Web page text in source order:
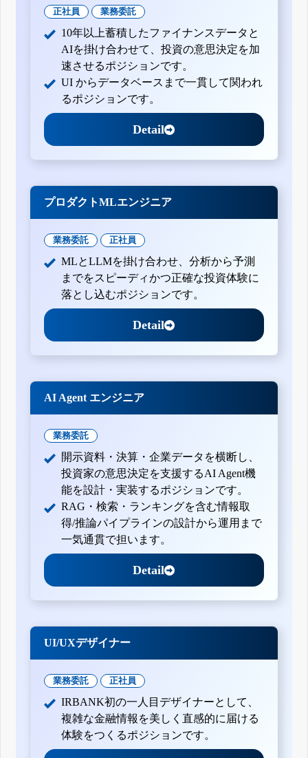
正社員 業務委託
10年以上蓄積したファイナンスデータと
AIを掛け合わせて、投資の意思決定を加
速させるポジションです。
UI からデータベースまで一貫して関われ
るポジションです。
Detail
プロダクトMLエンジニア
業務委託 正社員
MLとLLMを掛け合わせ、分析から予測
までをスピーディかつ正確な投資体験に
落とし込むポジションです。
Detail
AI Agent エンジニア
業務委託
開示資料・決算・企業データを横断し、
投資家の意思決定を支援するAI Agent機
能を設計・実装するポジションです。
RAG・検索・ランキングを含む情報取
得/推論パイプラインの設計から運用まで
一気通貫で担います。
Detail
UI/UXデザイナー
業務委託 正社員
IRBANK初の一人目デザイナーとして、
複雑な金融情報を美しく直感的に届ける
体験をつくるポジションです。